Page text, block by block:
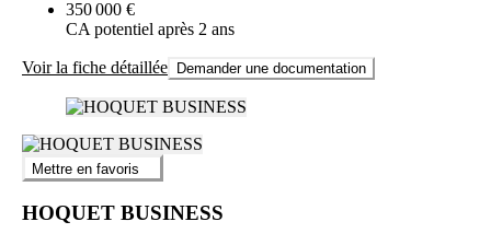
350 000 €
CA potentiel après 2 ans
Voir la fiche détaillée Demander une documentation
Mettre en favoris
HOQUET BUSINESS